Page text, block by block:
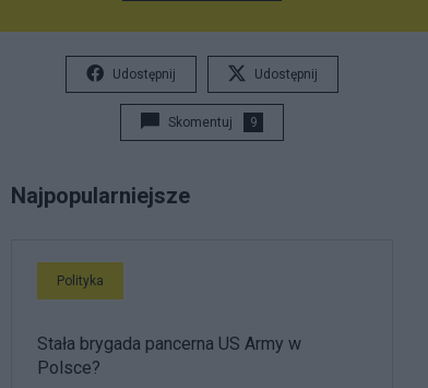
Udostępnij Udostępnij
Skomentuj 9
Najpopularniejsze
Polityka
Stała brygada pancerna US Army w
Polsce?